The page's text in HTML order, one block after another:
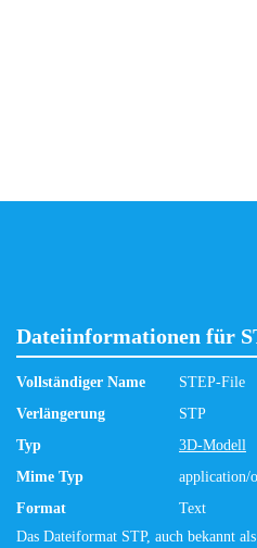
Dateiinformationen für
Vollständiger Name
STEP-File
Verlängerung
STP
Typ
3D-Modell
Mime Typ
application/
Format
Text
Das Dateiformat STP, auch bekannt